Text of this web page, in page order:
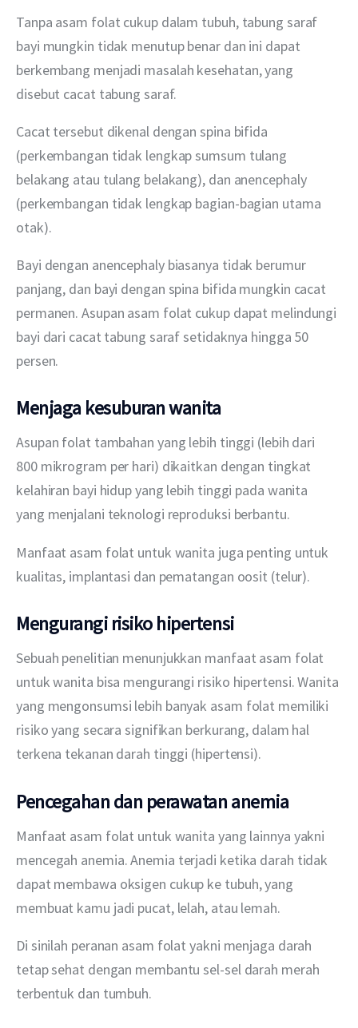
Tanpa asam folat cukup dalam tubuh, tabung saraf
bayi mungkin tidak menutup benar dan ini dapat
berkembang menjadi masalah kesehatan, yang
disebut cacat tabung saraf.
Cacat tersebut dikenal dengan spina bifida
(perkembangan tidak lengkap sumsum tulang
belakang atau tulang belakang), dan anencephaly
(perkembangan tidak lengkap bagian-bagian utama
otak).
Bayi dengan anencephaly biasanya tidak berumur
panjang, dan bayi dengan spina bifida mungkin cacat
permanen. Asupan asam folat cukup dapat melindungi
bayi dari cacat tabung saraf setidaknya hingga 50
persen.
Menjaga kesuburan wanita
Asupan folat tambahan yang lebih tinggi (lebih dari
800 mikrogram per hari) dikaitkan dengan tingkat
kelahiran bayi hidup yang lebih tinggi pada wanita
yang menjalani teknologi reproduksi berbantu.
Manfaat asam folat untuk wanita juga penting untuk
kualitas, implantasi dan pematangan oosit (telur).
Mengurangi risiko hipertensi
Sebuah penelitian menunjukkan manfaat asam folat
untuk wanita bisa mengurangi risiko hipertensi. Wanita
yang mengonsumsi lebih banyak asam folat memiliki
risiko yang secara signifikan berkurang, dalam hal
terkena tekanan darah tinggi (hipertensi).
Pencegahan dan perawatan anemia
Manfaat asam folat untuk wanita yang lainnya yakni
mencegah anemia. Anemia terjadi ketika darah tidak
dapat membawa oksigen cukup ke tubuh, yang
membuat kamu jadi pucat, lelah, atau lemah.
Di sinilah peranan asam folat yakni menjaga darah
tetap sehat dengan membantu sel-sel darah merah
terbentuk dan tumbuh.